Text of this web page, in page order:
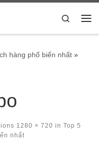
Search
hàng phổ biến nhất »
1280 × 720 in Top 5
nhất